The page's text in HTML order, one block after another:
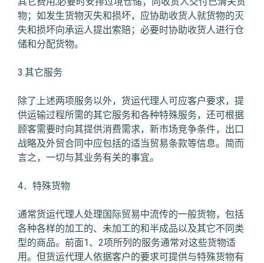
物；如发生货物灭失和损坏，应协助收货人就货物的灭
失和损坏向承运人提出索赔；必要时协助收货人进行仓
储和分配货物。
3.其它服务
除了上述两项服务以外，货运代理人可应客户要求，提
供运输过程所需的其它服务和各种特殊服务，还可根据
顾客需要时向其提供消费需求，新市场竞争条件，出口
战略及外贸合同中应包括的适当贸易条款等信息。简而
言之，一切与其业务有关的事宜。
4．特殊货物
通常货运代理人处理国际贸易中流传的一般货物，包括
各种各样的加工的、未加工的和半成品以及其它不同类
型的商品。前面1、2项所列的服务通常对这些货物适
用。但货运代理人依据客户的要求可提供与特殊货物有